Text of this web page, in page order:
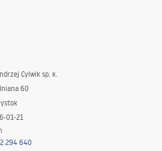
Cylwik sp. k.
60
01-21
294 640